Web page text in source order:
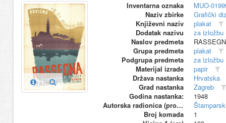
Inventarna oznaka
MUO-
Naziv zbirke
Grafički
Književni naziv
plakat
Dodatak nazivu
za izložbu
Naslov predmeta
Grupa predmeta
plakat
Podgrupa predmeta
za izložbu
Materijal izrade
papir
Država nastanka
Hrvatska
Grad nastanka
Zagreb
Godina nastanka:
1948
Autorska radionica (proizvođač)
Broj komada
1